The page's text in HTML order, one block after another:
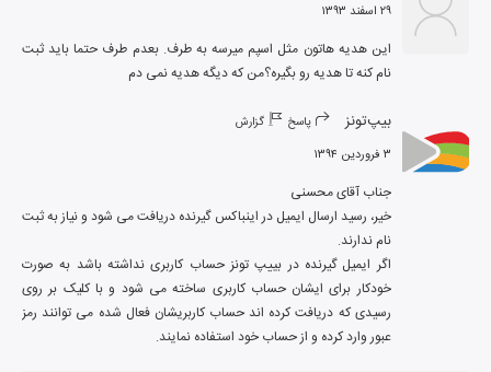
۲۹ اسفند ۱۳۹۳
این هدیه هاتون مثل اسپم میرسه به طرف. بعدم طرف حتما باید ثبت
نام کنه تا هدیه رو بگیره؟من که دیگه هدیه نمی دم
بیپ‌تونز پاسخ گزارش
۳ فروردین ۱۳۹۴
خیر، رسید ارسال ایمیل در اینباکس گیرنده دریافت می شود و نیاز به ثبت
اگر ایمیل گیرنده در بییپ تونز حساب کاربری نداشته باشد به صورت
خودکار برای ایشان حساب کاربری ساخته می شود و با کلیک بر روی
عبور وارد کرده و از حساب خود استفاده نمایند.